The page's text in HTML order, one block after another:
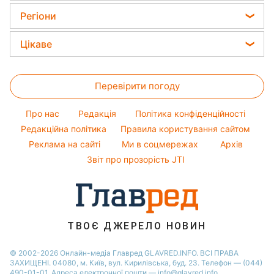
Алла Пугачова
Настя Каменських
Віталій Козловський
Потап
Пилова буря
Кімнатні рослини
Усе про сало
Тарифи
Курс валют
Ціни на продукти
Жіночі стрижки
Фарбування волосся
Гарний манікюр
Модні помилки
Поради від Андре Тана
Регіони
Новини Харкова
Новини Полтави
Новини Сум
Новини Дніпра
Новини Черкаси
Новини Тернополя
Новини Житомира
Цікаве
Тести по картинці
Оптичні ілюзії
Народні прикмети
Усе про шоу-бізнес
Перевірити погоду
Про нас Редакція
Політика конфіденційності
Редакційна політика
Правила користування сайтом
Реклама на сайті
Ми в соцмережах
Архів
Звіт про прозорість JTI
ТВОЄ ДЖЕРЕЛО НОВИН
© 2002-2026 Онлайн-медіа Главред GLAVRED.INFO. ВСІ ПРАВА
ЗАХИЩЕНІ. 04080, м. Київ, вул. Кирилівська, буд. 23. Телефон — (044)